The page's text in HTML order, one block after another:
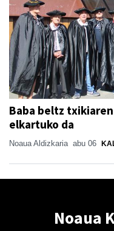
Baba beltz
elkartuko da
Noaua Aldizkaria abu 06
Noaua